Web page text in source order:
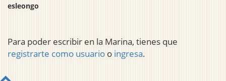
esleongo
Para poder escribir en la Marina, tienes que
registrarte como usuario o ingresa.